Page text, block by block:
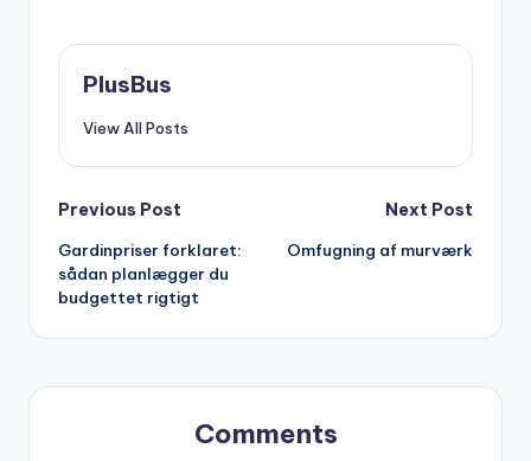
PlusBus
View All Posts
Post
navigation
Previous Post
Gardinpriser forklaret:
sådan planlægger du
budgettet rigtigt
Next Post
Omfugning af murværk
Comments